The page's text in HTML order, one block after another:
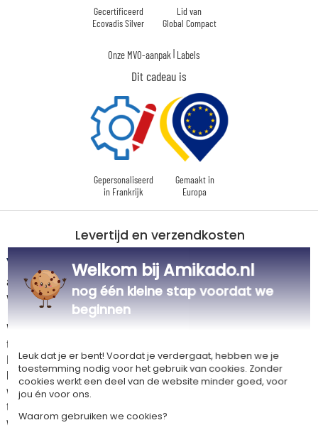
Gecertificeerd
Ecovadis Silver
Lid van
Global Compact
Onze MVO-aanpak | Labels
Dit cadeau is
Gepersonaliseerd
in Frankrijk
Gemaakt in
Europa
Levertijd en verzendkosten
Dit artikel wordt gepersonaliseerd in ons Amikado
atelier. Het komt in aanmerking voor de aanbieding «Gratis verzending
vanaf 85 € aankoop» -Zie voorwaarden
Voor elke bestelling onder 85 €, zijn de onderstaande verzendkosten van
toepassing.
De geschatte levertijden kunt je hieronder vinden. Je kunt de
bezorgopties bepalen: normale levering of express levering. Per cadeau
worden de mogelijke leveropties weergegeven op de artikelpagina en
tijdens de stappen van je winkelwagen. (Als je het geld overmaakt, houd
wel rekening met 3-4 dagen extra levertijd van je cadeau.)
Welkom bij Amikado.nl
nog één kleine stap voordat we
beginnen
Leuk dat je er bent! Voordat je verdergaat, hebben we je
toestemming nodig voor het gebruik van cookies. Zonder
cookies werkt een deel van de website minder goed, voor
jou én voor ons.
Waarom gebruiken we cookies?